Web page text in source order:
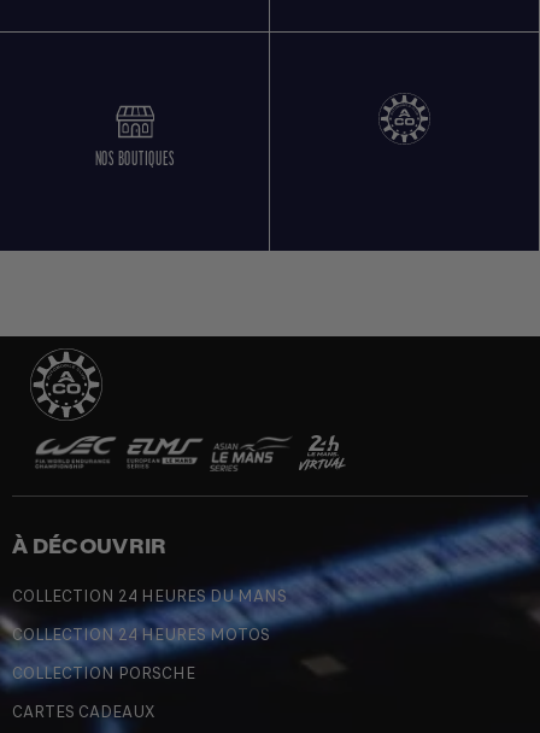
NOS BOUTIQUES
À DÉCOUVRIR
COLLECTION 24 HEURES DU MANS
COLLECTION 24 HEURES MOTOS
COLLECTION PORSCHE
CARTES CADEAUX